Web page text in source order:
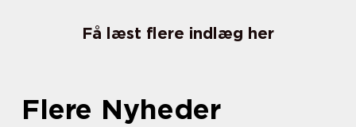
Få læst flere indlæg her
Flere Nyheder